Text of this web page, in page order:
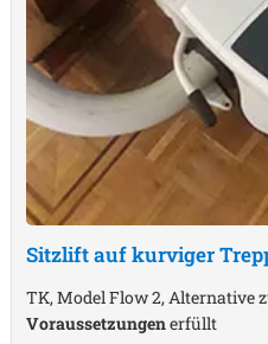
Sitzlift auf kurviger
TK, Model Flow 2, Alternative
Voraussetzungenerfüllt